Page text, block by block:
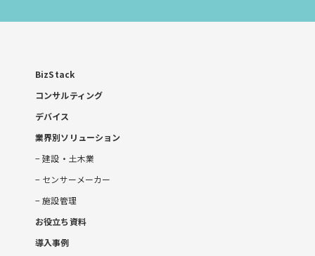
合
BizStack
コンサルティング
デバイス
業界別ソリューション
建設・土木業
センサーメーカー
施設管理
お役立ち資料
導入事例